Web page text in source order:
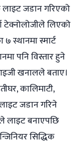
जडान गरिएको
टेक्नोलोजीले लिएको
स्थानमा स्मार्ट
पनि विस्तार हुने
खनालले बताए।
कालिमाटी,
जडान गरिने
लाइट बनाएपछि
सिद्धिक